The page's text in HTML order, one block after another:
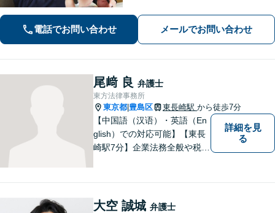
電話でお問い合わせ メールでお問い合わせ
尾﨑 良 弁護士
東方法律事務所
東京都 豊島区 東長崎駅 から徒歩7分
【中国語（汉语）・英語（En
glish）での対応可能】【東長
崎駅7分】企業法務全般や税務
組んでいます。
詳細を見
る
大空 誠城 弁護士